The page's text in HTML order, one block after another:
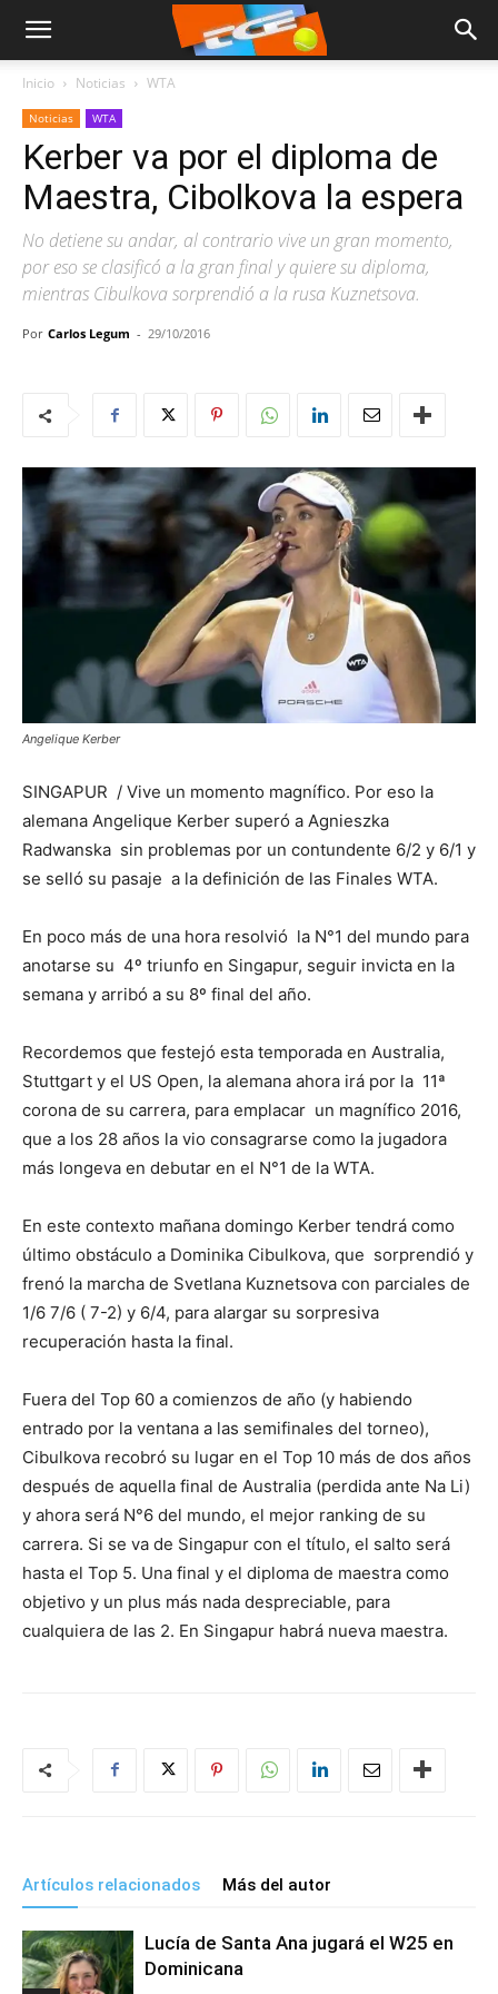
Inicio Noticias WTA
Noticias WTA
Kerber va por el diploma de
Maestra, Cibolkova la espera
No detiene su andar, al contrario vive un gran momento,
por eso se clasificó a la gran final y quiere su diploma,
mientras Cibulkova sorprendió a la rusa Kuznetsova.
Por Carlos Legum - 29/10/2016
Angelique Kerber
SINGAPUR / Vive un momento magnífico. Por eso la
alemana Angelique Kerber superó a Agnieszka
Radwanska sin problemas por un contundente 6/2 y 6/1 y
se selló su pasaje a la definición de las Finales WTA.
En poco más de una hora resolvió la N°1 del mundo para
anotarse su 4º triunfo en Singapur, seguir invicta en la
semana y arribó a su 8º final del año.
Recordemos que festejó esta temporada en Australia,
Stuttgart y el US Open, la alemana ahora irá por la 11ª
corona de su carrera, para emplacar un magnífico 2016,
que a los 28 años la vio consagrarse como la jugadora
más longeva en debutar en el N°1 de la WTA.
En este contexto mañana domingo Kerber tendrá como
último obstáculo a Dominika Cibulkova, que sorprendió y
frenó la marcha de Svetlana Kuznetsova con parciales de
1/6 7/6 ( 7-2) y 6/4, para alargar su sorpresiva
recuperación hasta la final.
Fuera del Top 60 a comienzos de año (y habiendo
entrado por la ventana a las semifinales del torneo),
Cibulkova recobró su lugar en el Top 10 más de dos años
después de aquella final de Australia (perdida ante Na Li)
y ahora será N°6 del mundo, el mejor ranking de su
carrera. Si se va de Singapur con el título, el salto será
hasta el Top 5. Una final y el diploma de maestra como
objetivo y un plus más nada despreciable, para
cualquiera de las 2. En Singapur habrá nueva maestra.
Artículos relacionados Más del autor
Lucía de Santa Ana jugará el W25 en
Dominicana